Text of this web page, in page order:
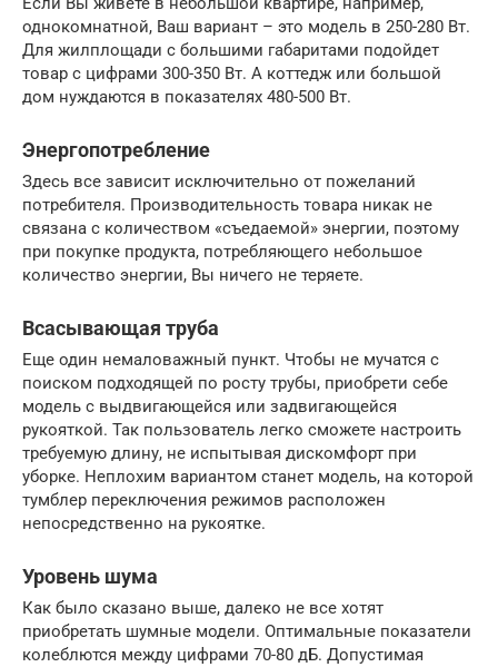
однокомнатной, Ваш вариант – это модель в 250-280 Вт.
Для жилплощади с большими габаритами подойдет
товар с цифрами 300-350 Вт. А коттедж или большой
дом нуждаются в показателях 480-500 Вт.
Энергопотребление
Здесь все зависит исключительно от пожеланий
потребителя. Производительность товара никак не
связана с количеством «съедаемой» энергии, поэтому
при покупке продукта, потребляющего небольшое
количество энергии, Вы ничего не теряете.
Всасывающая труба
Еще один немаловажный пункт. Чтобы не мучатся с
поиском подходящей по росту трубы, приобрети себе
модель с выдвигающейся или задвигающейся
рукояткой. Так пользователь легко сможете настроить
требуемую длину, не испытывая дискомфорт при
уборке. Неплохим вариантом станет модель, на которой
тумблер переключения режимов расположен
непосредственно на рукоятке.
Уровень шума
Как было сказано выше, далеко не все хотят
приобретать шумные модели. Оптимальные показатели
колеблются между цифрами 70-80 дБ. Допустимая